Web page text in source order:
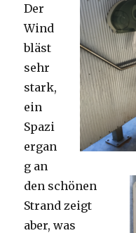
Der
Wind
bläst
sehr
stark,
ein
Spazi
ergan
g an
den schönen
Strand zeigt
aber, was